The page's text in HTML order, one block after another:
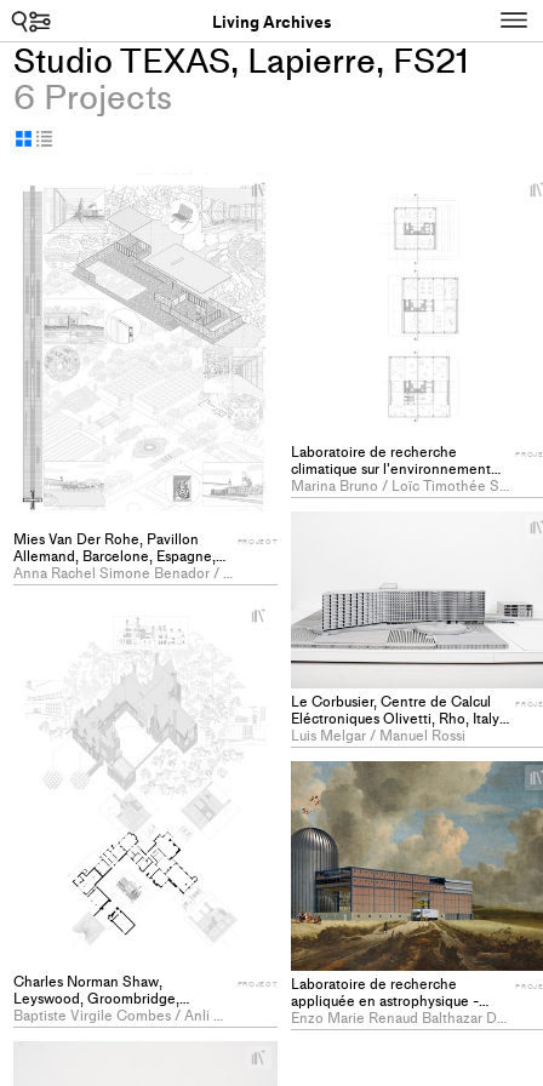
Living Archives
Studio TEXAS, Lapierre, FS21
6 Projects
Display
gridtable
Mies Van Der Rohe, Pavillon
Allemand, Barcelone, Espagne,
1929 - PROJECT Anna Rachel Simone Benador / Marine Annette Frey
PROJECT
+
Laboratoire de recherche
climatique sur l'environnement
urbain - PROJECT Marina Bruno / Loïc Timothée Schwab
+
Le Corbusier, Centre de Calcul
Eléctroniques Olivetti, Rho, Italy,
1963 - PROJECT
Luis Melgar / Manuel Rossi
+
Charles Norman Shaw,
Leyswood, Groombridge,
Angleterre, 1868 - PROJECT Baptiste Virgile Combes / Anli Guo
PROJECT
+
Add
project
collections
Laboratoire de recherche
appliquée en astrophysique -
Night Club Astro - PROJECT Enzo Marie Renaud Balthazar De Moustier / Jean Richter
+
+